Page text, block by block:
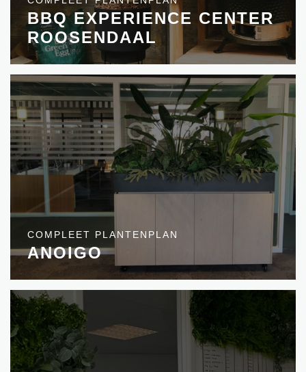
BBQ EXPERIENCE CENTER
ROOSENDAAL
COMPLEET PLANTENPLAN
ANOIGO